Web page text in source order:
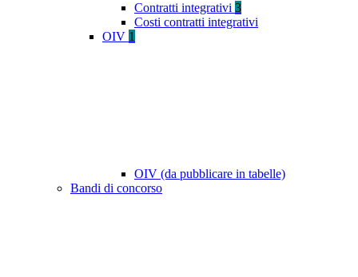
Contratti integrativi 3
Costi contratti integrativi
OIV 1
OIV (da pubblicare in tabelle)
Bandi di concorso